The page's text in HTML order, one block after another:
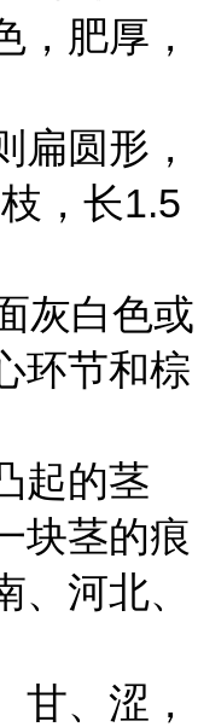
，肥厚，
扁圆形，
，长1.5
灰白色或
环节和棕
起的茎
块茎的痕
河北、
甘、涩，